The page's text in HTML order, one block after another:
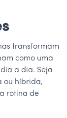
transformam
como uma
a dia. Seja
ou híbrida,
rotina de